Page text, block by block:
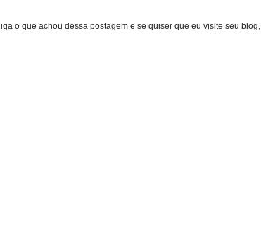
o que achou dessa postagem e se quiser que eu visite seu blog,